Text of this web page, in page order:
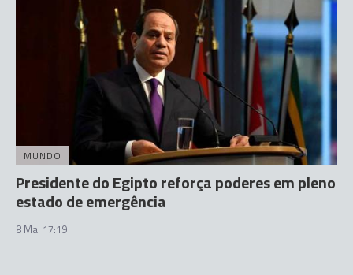
MUNDO
Presidente do Egipto reforça poderes em pleno
estado de emergência
8 Mai 17:19